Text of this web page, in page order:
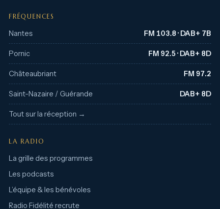
FRÉQUENCES
Nantes FM 103.8 · DAB+ 7B
Pornic FM 92.5 · DAB+ 8D
Châteaubriant FM 97.2
Saint-Nazaire / Guérande DAB+ 8D
Tout sur la réception →
LA RADIO
La grille des programmes
Les podcasts
L’équipe & les bénévoles
Radio Fidélité recrute